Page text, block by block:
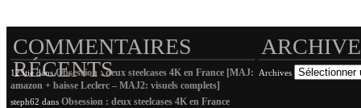
COMMENTAIRES
RÉCENTS
123tiedansObsession : deux steelcases 4K en France [MAJ:
amazon + baisse Leclerc – MAJ2: visuels complets]
steph62 dans Obsession : deux steelcases 4K en France
Archives